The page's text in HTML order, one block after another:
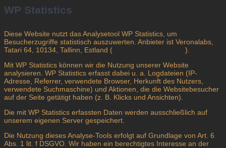
WP Statistics
Diese Website nutzt das Analysetool WP Statistics, um
Besucherzugriffe statistisch auszuwerten. Anbieter ist Veronalabs,
Tatari 64, 10134, Tallinn, Estland (
).
Mit WP Statistics können wir die Nutzung unserer Website
analysieren. WP Statistics erfasst dabei u. a. Logdateien (IP-
Adresse, Referrer, verwendete Browser, Herkunft des Nutzers,
verwendete Suchmaschine) und Aktionen, die die Websitebesucher
auf der Seite getätigt haben (z. B. Klicks und Ansichten).
Die mit WP Statistics erfassten Daten werden ausschließlich auf
unserem eigenen Server gespeichert.
Die Nutzung dieses Analyse-Tools erfolgt auf Grundlage von Art. 6
Abs. 1 lit. f DSGVO. Wir haben ein berechtigtes Interesse an der